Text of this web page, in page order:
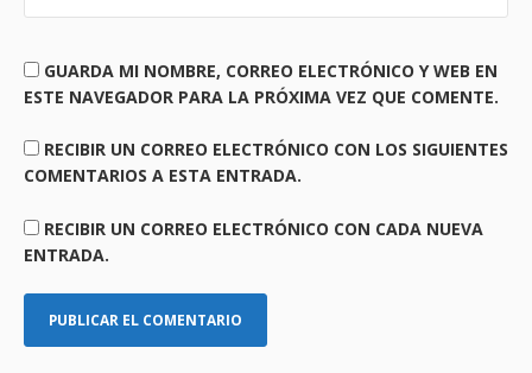
GUARDA MI NOMBRE, CORREO ELECTRÓNICO Y WEB EN
ESTE NAVEGADOR PARA LA PRÓXIMA VEZ QUE COMENTE.
RECIBIR UN CORREO ELECTRÓNICO CON LOS SIGUIENTES
COMENTARIOS A ESTA ENTRADA.
RECIBIR UN CORREO ELECTRÓNICO CON CADA NUEVA
ENTRADA.